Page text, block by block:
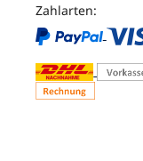
Zahlarten: